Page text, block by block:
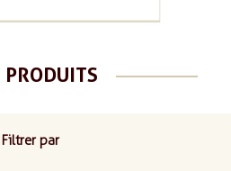
PRODUITS
Filtrer par